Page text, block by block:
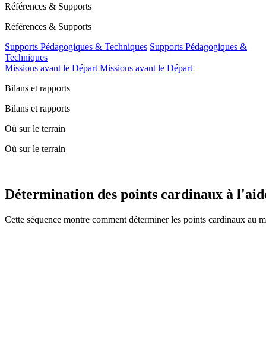
Références & Supports
Références & Supports
Supports Pédagogiques & Techniques Supports Pédagogiques &
Techniques
Missions avant le Départ Missions avant le Départ
Bilans et rapports
Bilans et rapports
Où sur le terrain
Où sur le terrain
Détermination des points cardinaux à
Cette séquence montre comment déterminer les points cardinaux au